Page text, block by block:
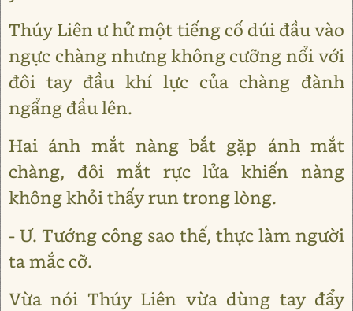
Thúy Liên ư hử một tiếng cố dúi đầu vào
ngực chàng nhưng không cưỡng nổi với
đôi tay đầu khí lực của chàng đành
ngẩng đầu lên.
Hai ánh mắt nàng bắt gặp ánh mắt
chàng, đôi mắt rực lửa khiến nàng
không khỏi thấy run trong lòng.
- Ư. Tướng công sao thế, thực làm người
ta mắc cỡ.
Vừa nói Thúy Liên vừa dùng tay đẩy